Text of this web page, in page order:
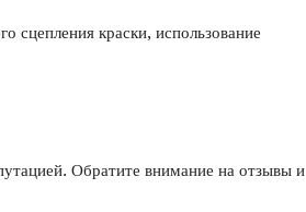
сцепления краски, использование
Обратите внимание на отзывы и